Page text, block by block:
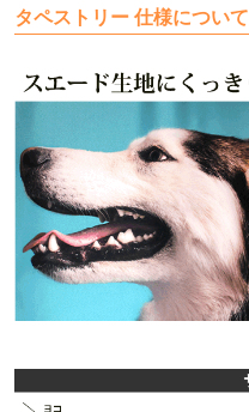
タペストリー 仕様について